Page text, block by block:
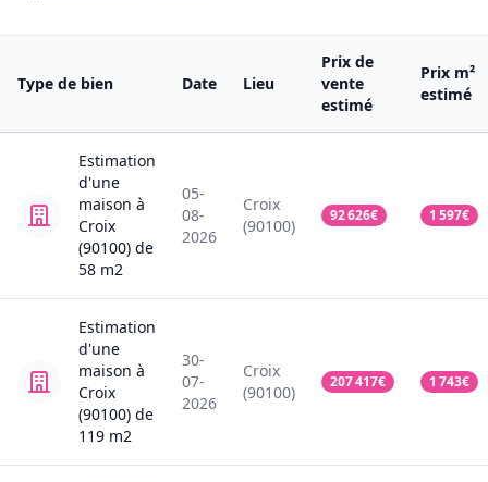
Type de bien Date Lieu
Prix de
vente
estimé
Prix m²
estimé
Estimation
d'une
maison à
Croix
(90100) de
58 m2
05-
08-
2026
Croix
(90100)
92 626€ 1 597€
Estimation
d'une
maison à
Croix
(90100) de
119 m2
30-
07-
2026
Croix
(90100)
207 417€ 1 743€